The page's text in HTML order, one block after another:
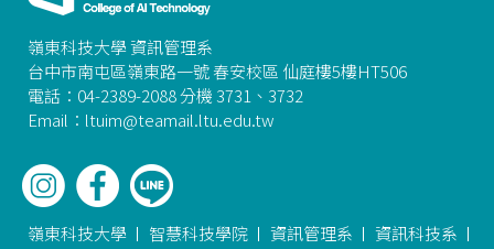
嶺東科技大學 資訊管理系
台中市南屯區嶺東路一號 春安校區 仙庭樓5樓HT506
電話：04-2389-2088 分機 3731、3732
Email：ltuim@teamail.ltu.edu.tw
嶺東科技大學 智慧科技學院 資訊管理系
資訊科技系